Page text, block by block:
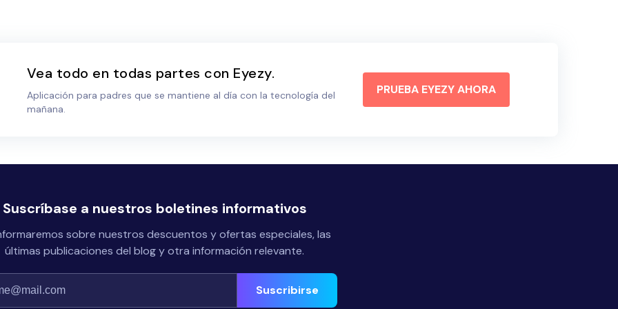
Vea todo en todas partes con Eyezy.
Aplicación para padres que se mantiene al día con la tecnología del
mañana.
PRUEBA EYEZY AHORA
Suscríbase a nuestros boletines informativos
sobre nuestros descuentos y ofertas especiales, las
últimas publicaciones del blog y otra información relevante.
Suscribirse